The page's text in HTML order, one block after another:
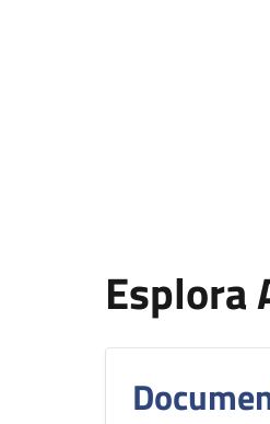
Esplora